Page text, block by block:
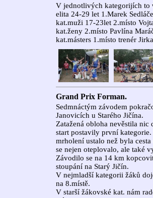
V jednotlivých kategorijích to
elita 24-29 let 1.Marek
kat.muži 17-23let 2.místo
kat.ženy 2.místo Pavlína
kat.másters 1.místo trenér
Grand Prix Forman.
Sedmnáctým závodem
Janovicích u Starého Jičína.
Zatažená obloha nevěstila
start postavily první
mrholení ustalo než byla
se nejen oteplovalo, ale také
Závodilo se na 14 km
stoupání na Starý Jičín.
V nejmladší kategorii žáků
na 8.místě.
V starší žákovské kat. nám